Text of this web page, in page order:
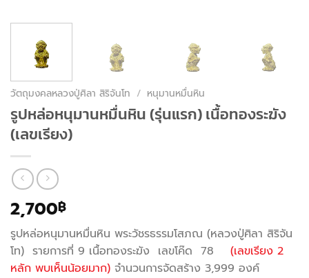
วัตถุมงคลหลวงปู่ศิลา สิริจันโท / หนุมานหมื่นหิน
รูปหล่อหนุมานหมื่นหิน (รุ่นแรก) เนื้อทองระฆัง
(เลขเรียง)
2,700฿
รูปหล่อหนุมานหมื่นหิน พระวัชรธรรมโสภณ (หลวงปู่ศิลา สิริจัน
โท) รายการที่ 9 เนื้อทองระฆัง เลขโค๊ด 78
(เลขเรียง 2
หลัก พบเห็นน้อยมาก) จำนวนการจัดสร้าง 3,999 องค์